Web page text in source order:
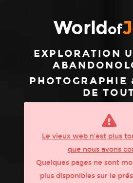
Worldof
EXPLORATION
PHOTOGRAPHIE
DE
Le vieux web n’est plus
que nous avons
Quelques pages ne sont
plus disponibles sur le